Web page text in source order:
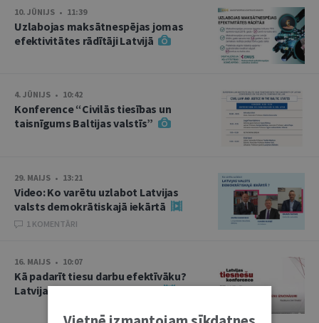
10. JŪNIJS • 11:39
Uzlabojas maksātnespējas jomas
efektivitātes rādītāji Latvijā
4. JŪNIJS • 10:42
Konference “Civilās tiesības un
taisnīgums Baltijas valstīs”
29. MAIJS • 13:21
Video: Ko varētu uzlabot Latvijas
valsts demokrātiskajā iekārtā
1 KOMENTĀRI
16. MAIJS • 10:07
Kā padarīt tiesu darbu efektīvāku?
Latvijas tiesnešu konference